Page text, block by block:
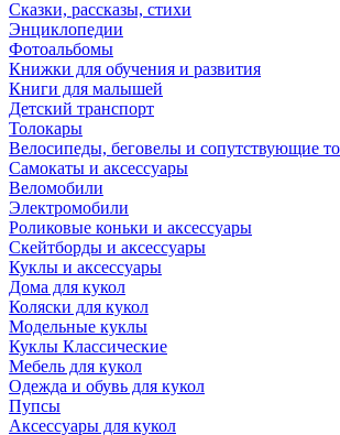
Сказки, рассказы, стихи
Энциклопедии
Фотоальбомы
Книжки для обучения и развития
Книги для малышей
Детский транспорт
Толокары
Велосипеды, беговелы и сопутствующие
Самокаты и аксессуары
Веломобили
Электромобили
Роликовые коньки и аксессуары
Скейтборды и аксессуары
Куклы и аксессуары
Дома для кукол
Коляски для кукол
Модельные куклы
Куклы Классические
Мебель для кукол
Одежда и обувь для кукол
Пупсы
Аксессуары для кукол